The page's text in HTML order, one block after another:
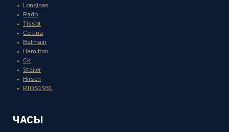
Longines
Rado
Tissot
Certina
Balmain
Hamilton
CK
Stailer
Hirsch
RIOS1931
ЧАСЫ